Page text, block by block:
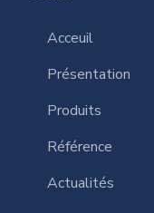
Acceuil
Présentation
Produits
Référence
Actualités